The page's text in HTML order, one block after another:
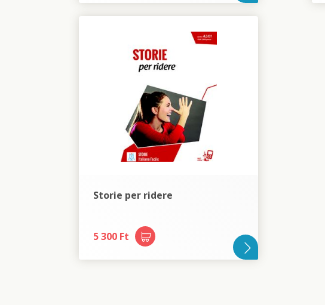
Storie per ridere
5 300 Ft